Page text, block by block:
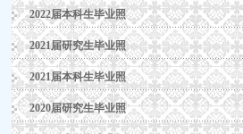
2022届本科生毕业照
2021届研究生毕业照
2021届本科生毕业照
2020届研究生毕业照